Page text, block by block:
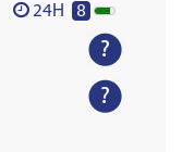
24H 8